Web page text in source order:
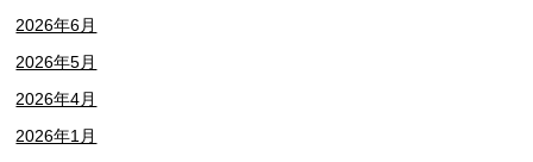
2026年6月
2026年5月
2026年4月
2026年1月